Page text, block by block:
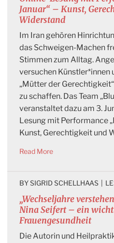
Januar“ – Kunst,
Widerstand
Im Iran gehören
das Schweigen-Machen
Stimmen zum Alltag.
versuchen Künstler*innen
„Mütter der
zu schaffen. Das Team
veranstaltet dazu am 3.
Lesung mit Performance
Kunst, Gerechtigkeit und
Read More
„Wechseljahre
Nina Seifert – ein
Frauengesundheit
BY SIGRID SCHELLHAAS
Die Autorin und